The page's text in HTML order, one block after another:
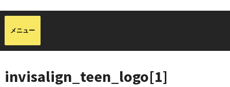
invisalign_teen_logo[1]